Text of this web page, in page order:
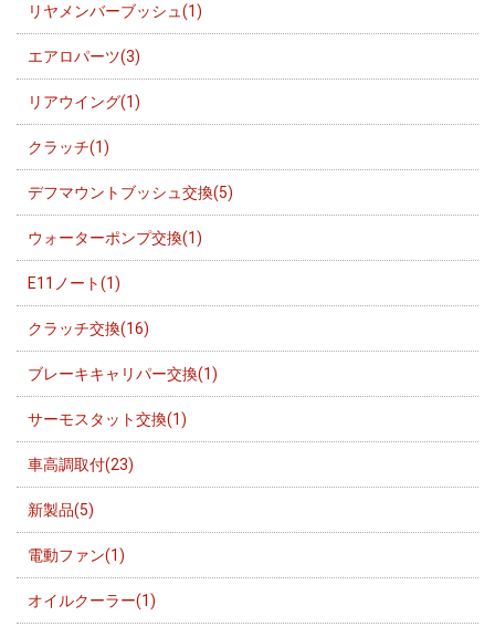
リヤメンバーブッシュ(1)
エアロパーツ(3)
リアウイング(1)
クラッチ(1)
デフマウントブッシュ交換(5)
ウォーターポンプ交換(1)
E11ノート(1)
クラッチ交換(16)
ブレーキキャリパー交換(1)
サーモスタット交換(1)
車高調取付(23)
新製品(5)
電動ファン(1)
オイルクーラー(1)